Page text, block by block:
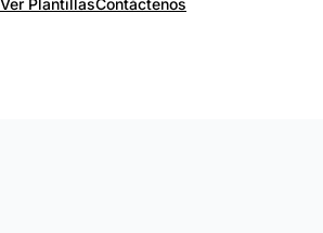
Ver PlantillasContáctenos